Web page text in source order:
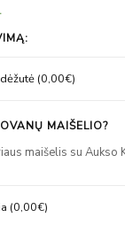
MAIŠELIO?
maišelis su Aukso